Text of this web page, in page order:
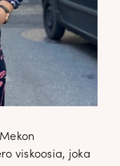
viskoosia, joka